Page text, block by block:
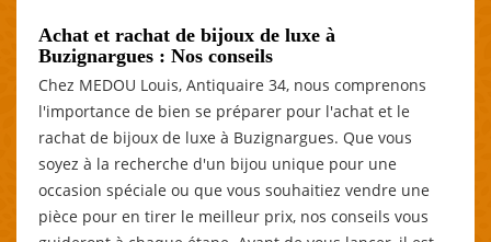
Achat et rachat de bijoux de luxe à
Buzignargues : Nos conseils
Chez MEDOU Louis, Antiquaire 34, nous comprenons
l'importance de bien se préparer pour l'achat et le
rachat de bijoux de luxe à Buzignargues. Que vous
soyez à la recherche d'un bijou unique pour une
occasion spéciale ou que vous souhaitiez vendre une
pièce pour en tirer le meilleur prix, nos conseils vous